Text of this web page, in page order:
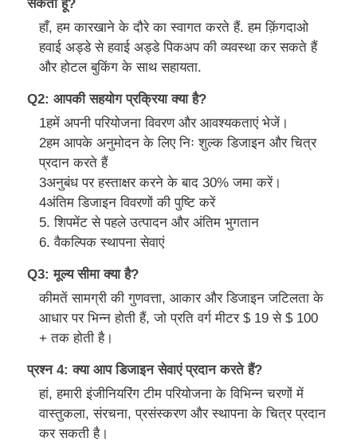
सकता हूं?
हाँ, हम कारखाने के दौरे का स्वागत करते हैं. हम क़िंगदाओ
हवाई अड्डे से हवाई अड्डे पिकअप की व्यवस्था कर सकते हैं
और होटल बुकिंग के साथ सहायता.
Q2: आपकी सहयोग प्रक्रिया क्या है?
1हमें अपनी परियोजना विवरण और आवश्यकताएं भेजें।
2हम आपके अनुमोदन के लिए निः शुल्क डिजाइन और चित्र
प्रदान करते हैं
3अनुबंध पर हस्ताक्षर करने के बाद 30% जमा करें।
4अंतिम डिजाइन विवरणों की पुष्टि करें
5. शिपमेंट से पहले उत्पादन और अंतिम भुगतान
6. वैकल्पिक स्थापना सेवाएं
Q3: मूल्य सीमा क्या है?
कीमतें सामग्री की गुणवत्ता, आकार और डिजाइन जटिलता के
आधार पर भिन्न होती हैं, जो प्रति वर्ग मीटर $ 19 से $ 100
+ तक होती है।
प्रश्न 4: क्या आप डिजाइन सेवाएं प्रदान करते हैं?
हां, हमारी इंजीनियरिंग टीम परियोजना के विभिन्न चरणों में
वास्तुकला, संरचना, प्रसंस्करण और स्थापना के चित्र प्रदान
कर सकती है।